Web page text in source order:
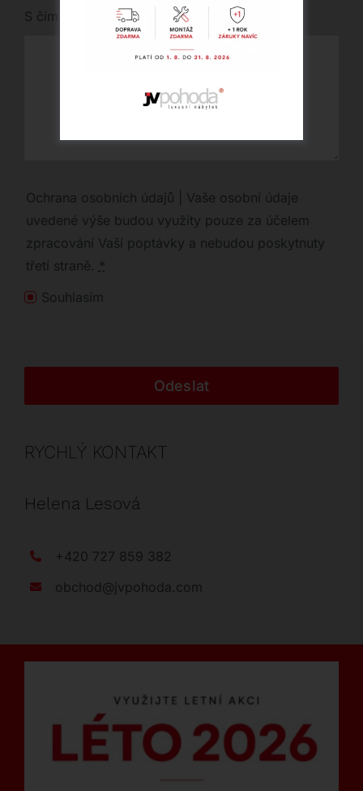
S čím vám můžeme pomoci?
Ochrana osobních údajů | Vaše osobní údaje
uvedené výše budou využity pouze za účelem
zpracování Vaší poptávky a nebudou poskytnuty
třetí straně. *
Souhlasím
Odeslat
RYCHLÝ KONTAKT
Helena Lesová
+420 727 859 382
obchod@jvpohoda.com